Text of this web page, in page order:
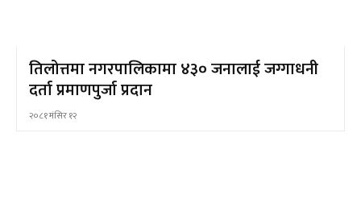
तिलोत्तमा नगरपालिकामा ४३० जनालाई जग्गाधनी
दर्ता प्रमाणपुर्जा प्रदान
२०८१ मंसिर १२